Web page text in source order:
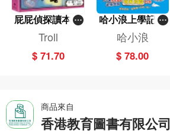
屁屁偵探讀本(1
3)－－對決！怪
篇）
Troll
$ 71.70
哈小浪上學記(1
3)——逃出神奇
博物館
哈小浪
$ 78.00
商品來自
香港教育圖書有限公司